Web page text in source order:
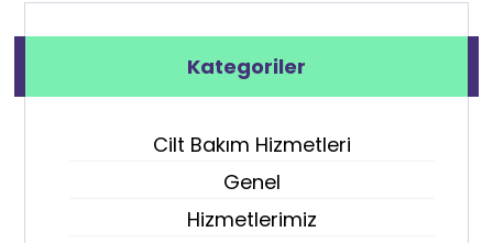
Kategoriler
Cilt Bakım Hizmetleri
Genel
Hizmetlerimiz